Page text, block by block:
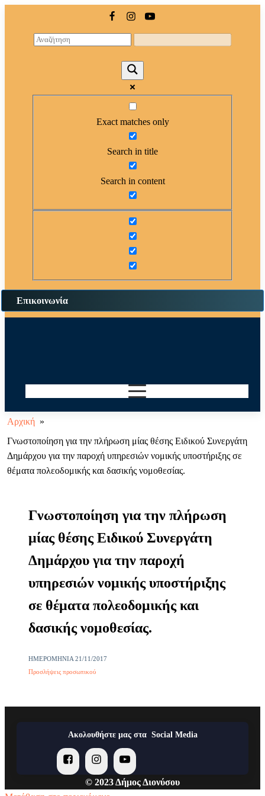
Exact matches only
Search in title
Search in content
Επικοινωνία
Αρχική »
Γνωστοποίηση για την πλήρωση μίας θέσης Ειδικού Συνεργάτη
Δημάρχου για την παροχή υπηρεσιών νομικής υποστήριξης σε
θέματα πολεοδομικής και δασικής νομοθεσίας.
Γνωστοποίηση για την πλήρωση
μίας θέσης Ειδικού Συνεργάτη
Δημάρχου για την παροχή
υπηρεσιών νομικής υποστήριξης
σε θέματα πολεοδομικής και
δασικής νομοθεσίας.
ΗΜΕΡΟΜΗΝΙΑ 21/11/2017
Προσλήψεις προσωπικού
Ακολουθήστε μας στα Social Media
© 2023 Δήμος Διονύσου